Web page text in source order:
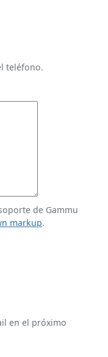
teléfono.
de Gammu
markup.
en el próximo